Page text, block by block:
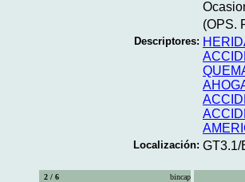
(OPS.
Descriptores:
Localización: GT3.1/
2 / 6
bincap